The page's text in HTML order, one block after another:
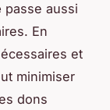
passe aussi
En
et
minimiser
dons